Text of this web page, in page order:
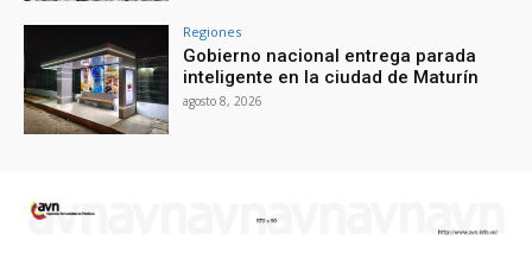
Regiones
Gobierno nacional entrega parada
inteligente en la ciudad de Maturín
agosto 8, 2026